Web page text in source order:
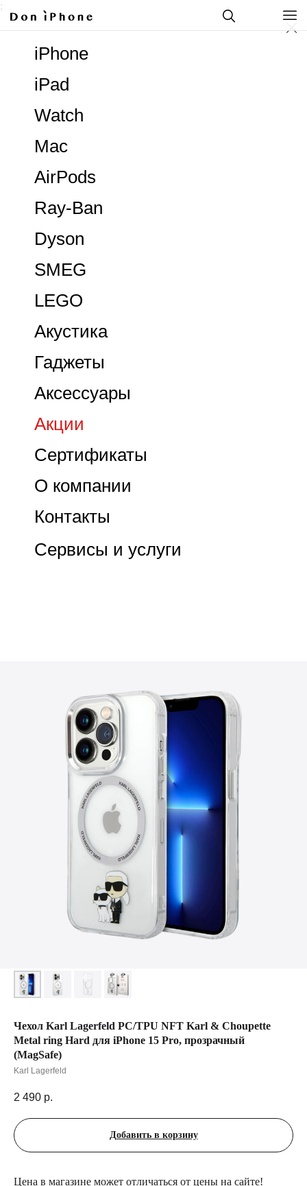
;
Контакты
О компании
Сертификаты
Акции
Аксессуары
Гаджеты
Акустика
Dyson
AirPods
Ray-Ban
LEGO
SMEG
Mac
Watch
iPad
iPhone
Сервисы и услуги
Чехол Karl Lagerfeld PC/TPU NFT Karl & Choupette
Metal ring Hard для iPhone 15 Pro, прозрачный
(MagSafe)
Karl Lagerfeld
2 490 р.
Добавить в корзину
Цена в магазине может отличаться от цены на сайте!